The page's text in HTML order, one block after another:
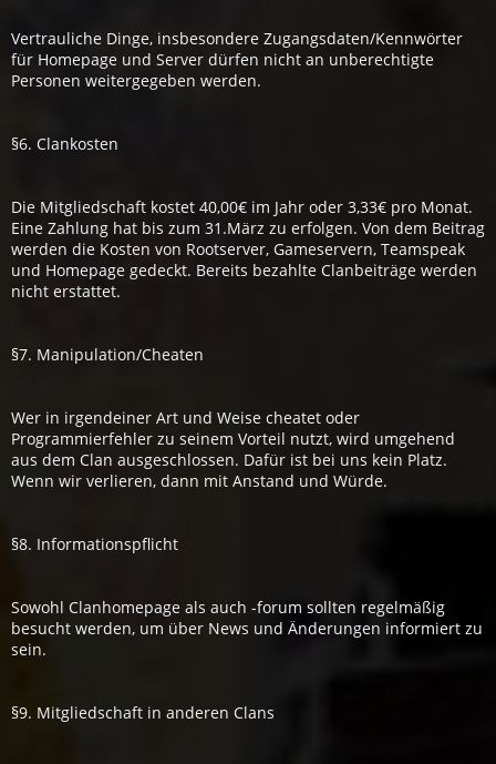
Vertrauliche Dinge, insbesondere Zugangsdaten/Kennwörter
für Homepage und Server dürfen nicht an unberechtigte
Personen weitergegeben werden.
§6. Clankosten
Die Mitgliedschaft kostet 40,00€ im Jahr oder 3,33€ pro Monat.
Eine Zahlung hat bis zum 31.März zu erfolgen. Von dem Beitrag
werden die Kosten von Rootserver, Gameservern, Teamspeak
und Homepage gedeckt. Bereits bezahlte Clanbeiträge werden
nicht erstattet.
§7. Manipulation/Cheaten
Wer in irgendeiner Art und Weise cheatet oder
Programmierfehler zu seinem Vorteil nutzt, wird umgehend
aus dem Clan ausgeschlossen. Dafür ist bei uns kein Platz.
Wenn wir verlieren, dann mit Anstand und Würde.
§8. Informationspflicht
Sowohl Clanhomepage als auch -forum sollten regelmäßig
besucht werden, um über News und Änderungen informiert zu
sein.
§9. Mitgliedschaft in anderen Clans